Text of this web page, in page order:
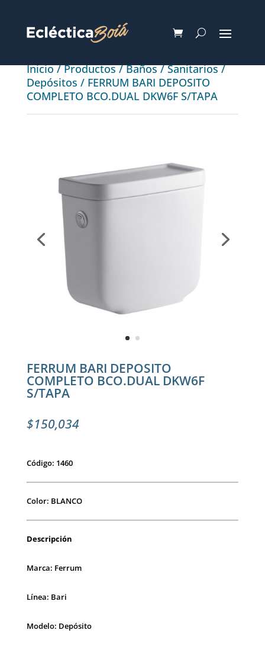
Inicio/Productos/Baños/Sanitarios/
Depósitos / FERRUM BARI DEPOSITO
COMPLETO BCO.DUAL DKW6F S/TAPA
FERRUM BARI DEPOSITO
COMPLETO BCO.DUAL DKW6F
S/TAPA
$150,034
Código: 1460
Color: BLANCO
Descripción
Marca: Ferrum
Línea: Bari
Modelo: Depósito